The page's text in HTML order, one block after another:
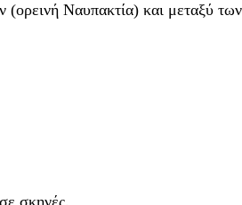
Ναυπακτία) και μεταξύ